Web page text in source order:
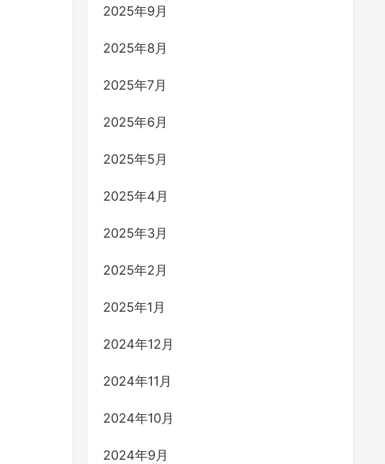
2025年9月
2025年8月
2025年7月
2025年6月
2025年5月
2025年4月
2025年3月
2025年2月
2025年1月
2024年12月
2024年11月
2024年10月
2024年9月